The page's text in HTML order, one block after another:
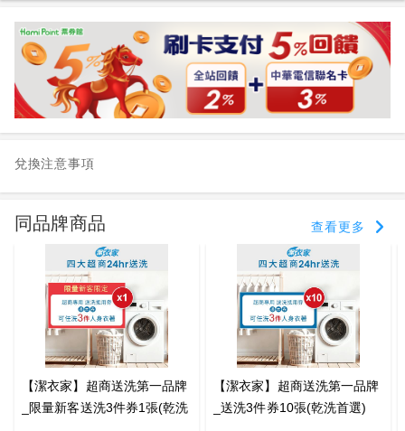
兌換注意事項
同品牌商品 查看更多
【潔衣家】超商送洗第一品牌
_限量新客送洗3件券1張(乾洗
【潔衣家】超商送洗第一品牌
_送洗3件券10張(乾洗首選)